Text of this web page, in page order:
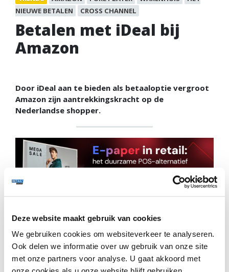
Deze website maakt gebruik van cookies
We gebruiken cookies om websiteverkeer te analyseren.
Ook delen we informatie over uw gebruik van onze site
met onze partners voor analyse. U gaat akkoord met
NIEUWE BETALEN
CROSS CHANNEL
Betalen met iDeal bij
Amazon
Door iDeal aan te bieden als betaaloptie vergroot
Amazon zijn aantrekkingskracht op de
Nederlandse shopper.
IDeal is de dominante, online betaalmethode in
Nederland en groeit nog steeds verder. Dat de
marktpenetratie van iDeal verder toeneemt komt onder
andere doordat Marktplaats deze optie sinds kort
aanbiedt, maar daar komt vanaf nu een nieuwe speler